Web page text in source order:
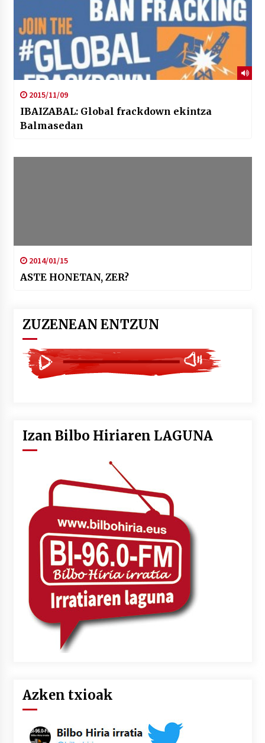
2015/11/09
IBAIZABAL: Global frackdown ekintza
Balmasedan
2014/01/15
ASTE HONETAN, ZER?
ZUZENEAN ENTZUN
Izan Bilbo Hiriaren LAGUNA
Azken txioak